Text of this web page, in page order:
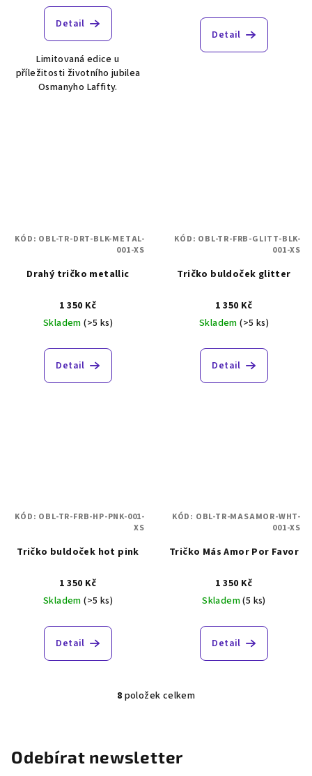
Detail
Limitovaná edice u
příležitosti životního jubilea
Osmanyho Laffity.
Detail
Drahý tričko metallic
1 350 Kč
Skladem(>5 ks)
Detail
KÓD: OBL-TR-DRT-BLK-METAL-
001-XS
Tričko buldoček glitter
1 350 Kč
Skladem(>5 ks)
Detail
KÓD: OBL-TR-FRB-GLITT-BLK-
001-XS
Tričko buldoček hot pink
1 350 Kč
Skladem(>5 ks)
Detail
KÓD: OBL-TR-FRB-HP-PNK-001-
XS
Tričko Más Amor Por Favor
1 350 Kč
Skladem(5 ks)
Detail
KÓD: OBL-TR-MASAMOR-WHT-
001-XS
O
á
d
8 položek celkem
Odebírat newsletter